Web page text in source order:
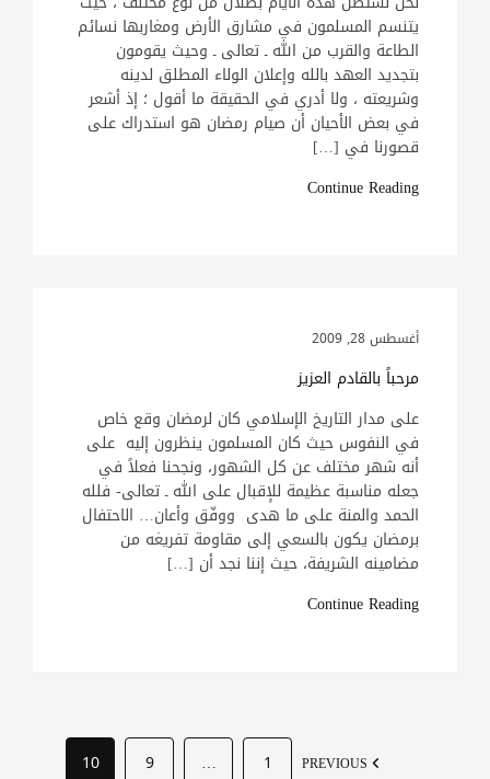
يتنسم المسلمون في مشارق الأرض ومغاربها نسائم
الطاعة والقرب من الله ـ تعالى ـ وحيث يقومون
بتجديد العهد بالله وإعلان الولاء المطلق لدينه
وشريعته ، ولا أدري في الحقيقة ما أقول ؛ إذ أشعر
في بعض الأحيان أن صيام رمضان هو استدراك على
قصورنا في […]
Continue Reading
أغسطس 28, 2009
مرحباً بالقادم العزيز
على مدار التاريخ الإسلامي كان لرمضان وقع خاص
في النفوس حيث كان المسلمون ينظرون إليه على
أنه شهر مختلف عن كل الشهور، ونجحنا فعلاً في
جعله مناسبة عظيمة للإقبال على الله ـ تعالى- فلله
الحمد والمنة على ما هدى ووفّق وأعان… الاحتفال
برمضان يكون بالسعي إلى مقاومة تفريغه من
مضامينه الشريفة، حيث إننا نجد أن […]
Continue Reading
1
…
9
10